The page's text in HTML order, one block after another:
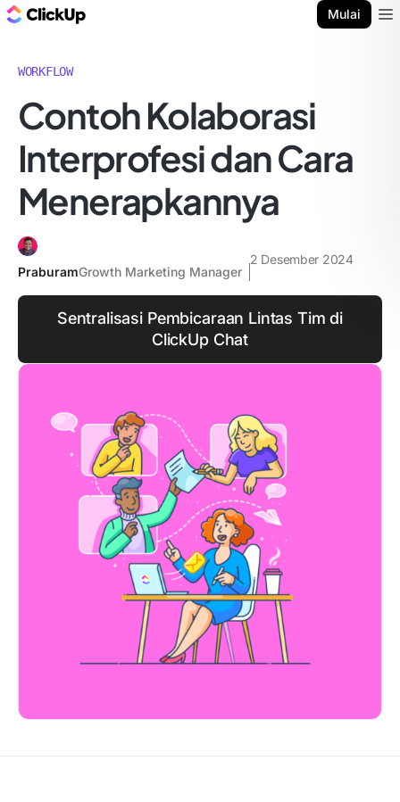
Mulai
WORKFLOW
Contoh Kolaborasi
Interprofesi dan Cara
Menerapkannya
PraburamGrowth Marketing Manager
2 Desember 2024
Sentralisasi Pembicaraan Lintas Tim di
ClickUp Chat